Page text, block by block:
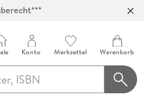
Filialen
Konto Merkzettel Warenkorb